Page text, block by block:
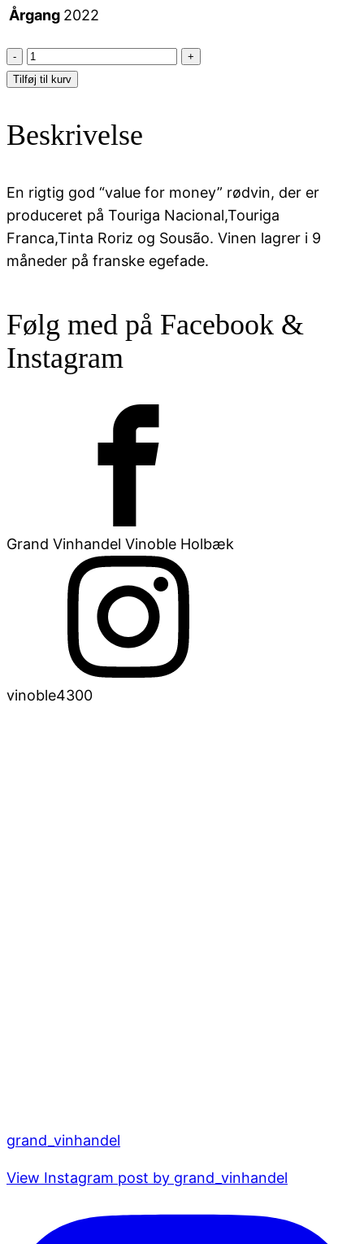
Årgang 2022
Vallegre
-
Tinto
Douro
antal
Tilføj til kurv
Beskrivelse
En rigtig god “value for money” rødvin, der er
produceret på Touriga Nacional,Touriga
Franca,Tinta Roriz og Sousão. Vinen lagrer i 9
måneder på franske egefade.
Følg med på Facebook &
Instagram
Grand Vinhandel Vinoble Holbæk
vinoble4300
grand_vinhandel
View Instagram post by grand_vinhandel